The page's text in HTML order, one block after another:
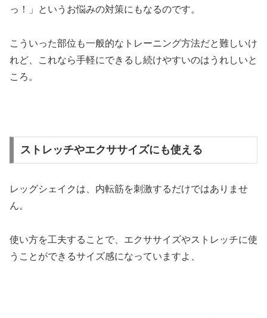
っ！」というお悩みの対策にもなるのです。
こういった部位も一般的なトレーニング方法だと難しいけ
れど、これなら手軽にできるし続けやすいのはうれしいと
ころ。
ストレッチやエクササイズにも使える
レッグシェイクは、内転筋を刺激するだけではありませ
ん。
使い方を工夫することで、エクササイズやストレッチに使
うことができるサイズ感になっていますよ、